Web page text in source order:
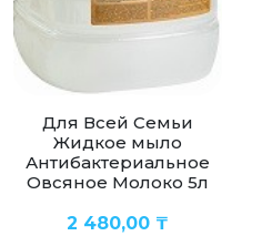
Для Всей Семьи
Жидкое мыло
Антибактериальное
Овсяное Молоко 5л
2 480,00 ₸